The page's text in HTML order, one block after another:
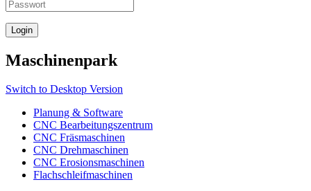
Maschinenpark
Switch to Desktop Version
Planung & Software
CNC Bearbeitungszentrum
CNC Fräsmaschinen
CNC Drehmaschinen
CNC Erosionsmaschinen
Flachschleifmaschinen